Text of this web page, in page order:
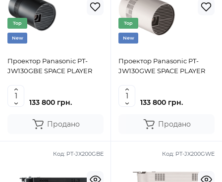
Top
New
Проектор Panasonic PT-
JW130GBE SPACE PLAYER
133 800 грн.
Продано
Top
New
Проектор Panasonic PT-
JW130GWE SPACE PLAYER
133 800 грн.
Продано
Код: PT-JX200GBE Код: PT-JX200GWE